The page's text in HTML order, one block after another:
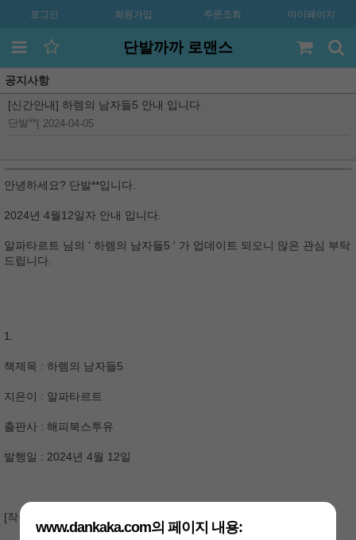
로그인 회원가입 주문조회 마이페이지
단발까까 로맨스
공지사항
[신간안내] 하렘의 남자들5 안내 입니다
단발** 2024-04-05
안녕하세요? 단발**입니다.
2024년 4월12일자 안내 입니다.
알파타르트 님의 ' 하렘의 남자들5 ' 가 업데이트 되오니 많은 관심 부탁
드립니다.
1.
책제목 : 하렘의 남자들5
지은이 : 알파타르트
출판사 : 해피북스투유
발행일 : 2024년 4월 12일
[작품 소개]
www.dankaka.com의 페이지 내용: